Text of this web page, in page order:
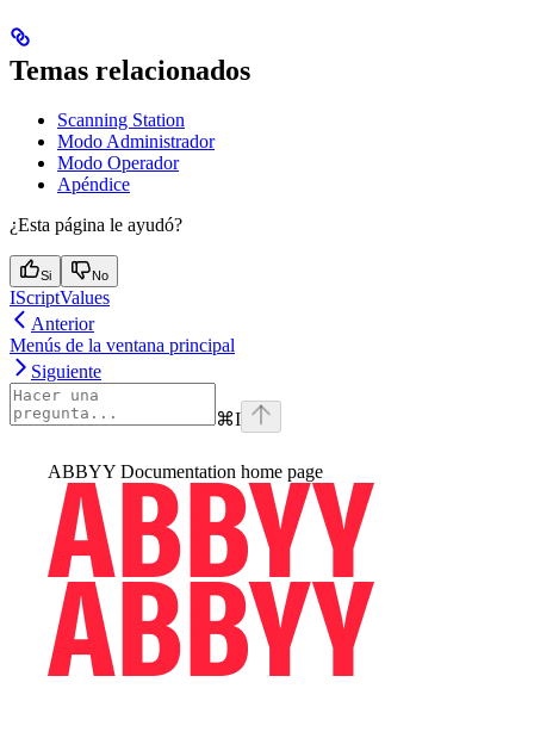
Temas relacionados
Scanning Station
Modo Administrador
Modo Operador
Apéndice
¿Esta página le ayudó?
Si No
IScriptValues
Anterior
Menús de la ventana principal
Siguiente
⌘I
ABBYY Documentation home page